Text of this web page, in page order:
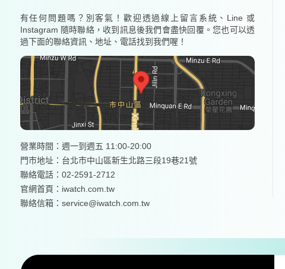
有任何問題嗎？別客氣！歡迎透過線上留言系統、Line 或
Instagram 隨時聯絡，收到訊息後我們會盡快回覆。您也可以透
過下面的聯絡資訊、地址、電話找到我們喔！
營業時間：週一到週五 11:00-20:00
門市地址：台北市中山區新生北路三段19巷21號
聯絡電話：02-2591-2712
官網首頁： iwatch.com.tw
聯絡信箱：service@iwatch.com.tw